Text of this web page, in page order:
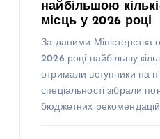
найбільшою
місць у 2026 році
За даними Міністерства
2026 році найбільшу
отримали вступники на
спеціальності зібрали
бюджетних